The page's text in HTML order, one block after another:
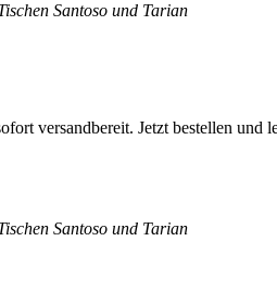
Santoso und Tarian
Santoso und Tarian